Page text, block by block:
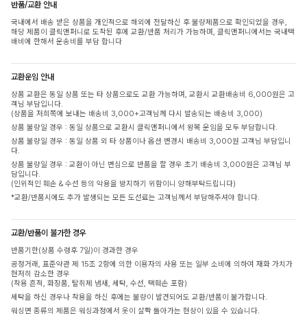
반품/교환 안내
국내에서 배송 받은 상품을 개인적으로 해외에 전달하신 후 불량제품으로 확인되었을 경우,
해당 제품이 클릭앤퍼니로 도착된 후에 교환/반품 처리가 가능하며, 클릭앤퍼니에서는 국내택
배비에 한해서 운송비를 부담 합니다
교환운임 안내
상품 교환은 동일 상품 또는 타 상품으로도 교환 가능하며, 교환시 교환배송비 6,000원은 고
객님 부담입니다.
(상품을 저희쪽에 보내는 배송비 3,000+고객님께 다시 발송되는 배송비 3,000)
상품 불량일 경우 : 동일 상품으로 교환시 클릭앤퍼니에서 왕복 운임을 모두 부담합니다.
상품 불량일 경우 : 동일 상품 외 타 상품이나 옵션 변경시 배송비 3,000원 고객님 부담입니
다.
상품 불량일 경우 : 교환이 아닌 변심으로 반품을 할 경우 초기 배송비 3,000원은 고객님 부
담입니다.
(인위적인 훼손 & 수선 등의 악용을 방지하기 위함이니 양해부탁드립니다)
*교환/반품시에도 추가 발생되는 모든 도선료는 고객님께서 부담해주셔야 합니다.
교환/반품이 불가한 경우
반품기한(상품 수령후 7일)이 경과한 경우
공정거래, 표준약관 제 15조 2항에 의한 이용자의 사용 또는 일부 소비에 의하여 재화 가치가
현저히 감소한 경우
(착용 흔적, 화장품, 탈취제 냄새, 세탁, 수선, 택훼손 포함)
세탁을 하신 경우나 착용을 하신 후에는 불량이 발견되어도 교환/반품이 불가합니다.
워싱면 종류의 제품은 워싱과정에서 옷이 살짝 돌아가는 현상이 있을 수 있습니다.